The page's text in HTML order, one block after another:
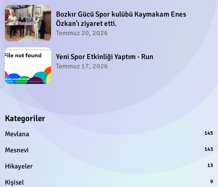
Bozkır Gücü Spor kulübü Kaymakam Enes
Özkan'ı ziyaret etti.
Temmuz 20, 2026
Yeni Spor Etkinliği Yaptım - Run
Temmuz 17, 2026
Kategoriler
Mevlana 145
Mesnevi 143
Hikayeler 13
Kişisel 9